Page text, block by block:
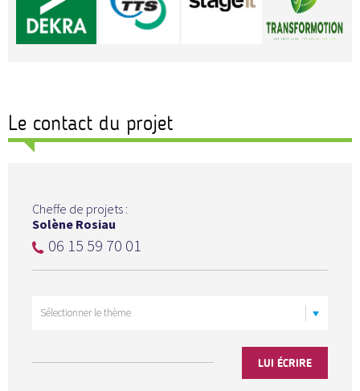
Le contact du projet
Cheffe de projets :
Solène Rosiau
06 15 59 70 01
LUI ÉCRIRE